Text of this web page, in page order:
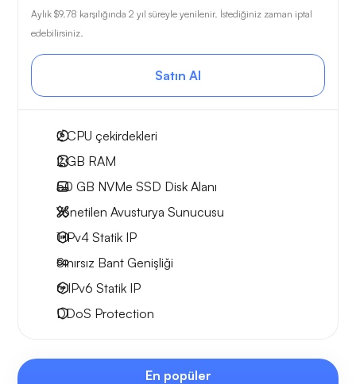
Aylık $9.78 karşılığında 2 yıl süreyle yenilenir. İstediğiniz zaman iptal
edebilirsiniz.
Satın Al
2CPU çekirdekleri
2 GB RAM
50 GB NVMe SSD Disk Alanı
Yönetilen Avusturya Sunucusu
1 IPv4 Statik IP
Sınırsız Bant Genişliği
6 IPv6 Statik IP
DDoS Protection
En popüler